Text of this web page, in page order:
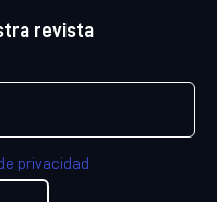
revista
privacidad